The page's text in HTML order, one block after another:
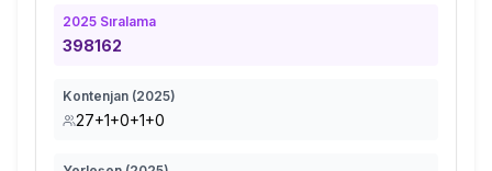
2025 Sıralama
398162
Kontenjan (2025)
27+1+0+1+0